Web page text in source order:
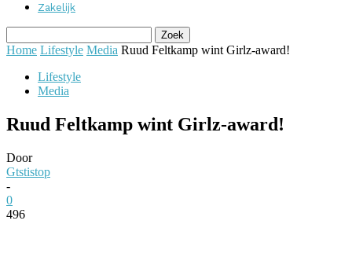
Zakelijk
Home Lifestyle Media Ruud Feltkamp wint Girlz-award!
Lifestyle
Media
Ruud Feltkamp wint Girlz-award!
Door
Gtstistop
-
0
496